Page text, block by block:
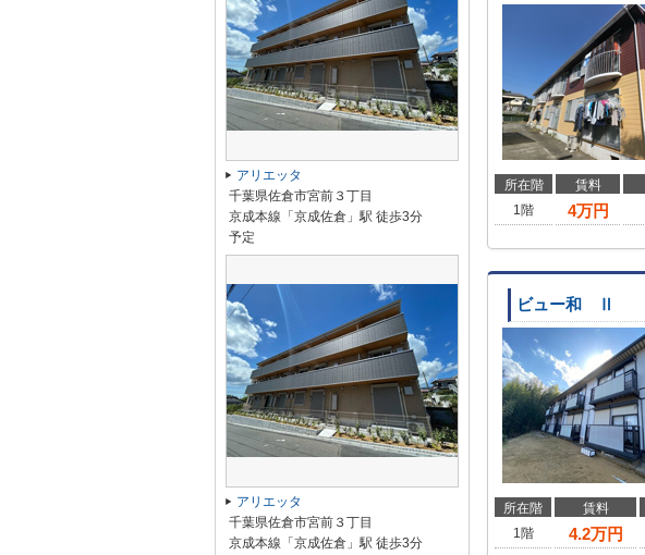
所在階 賃料
1階
4万円
ビュー和 Ⅱ
所在階 賃料
1階
4.2万円
アリエッタ
千葉県佐倉市宮前３丁目
京成本線「京成佐倉」駅 徒歩3分
予定
アリエッタ
千葉県佐倉市宮前３丁目
京成本線「京成佐倉」駅 徒歩3分